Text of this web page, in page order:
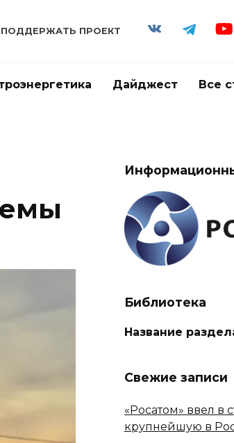
ПОДДЕРЖАТЬ ПРОЕКТ
Дайджест Все
Библиотека
Название
Свежие записи
«Росатом» ввел в
крупнейшую в